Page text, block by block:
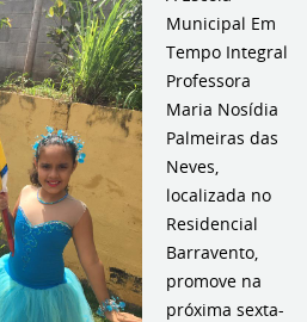
Municipal Em
Tempo Integral
Professora
Maria Nosídia
Palmeiras das
Neves,
localizada no
Residencial
Barravento,
promove na
próxima sexta-